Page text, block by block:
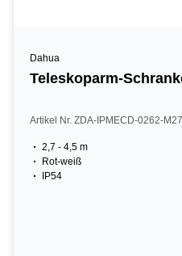
Dahua
Teleskoparm-
Artikel Nr. ZDA-IPMECD-0262-
2,7 - 4,5 m
Rot-weiß
IP54